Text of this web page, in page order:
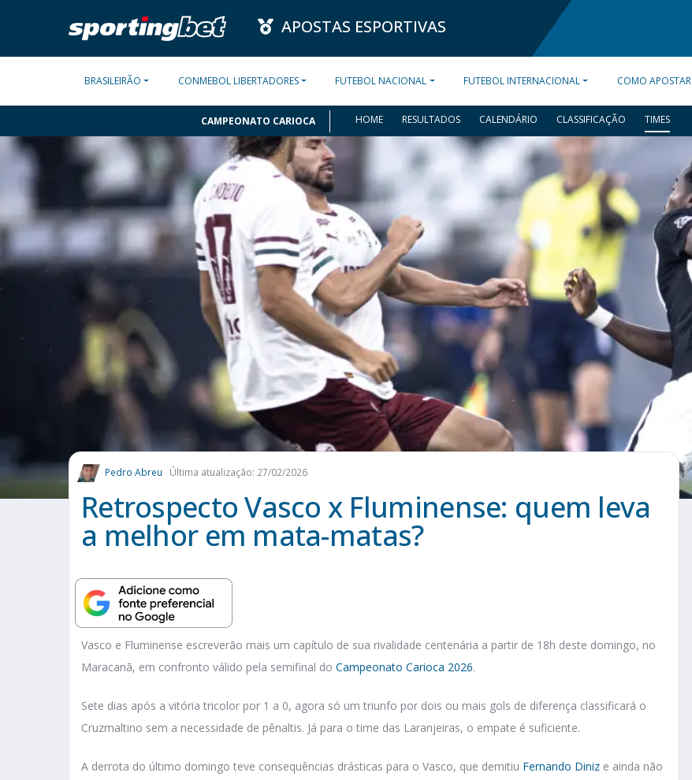
APOSTAS ESPORTIVAS
BRASILEIRÃO CONMEBOL LIBERTADORES FUTEBOL NACIONAL FUTEBOL INTERNACIONAL COMO APOSTAR
CAMPEONATO CARIOCA HOME RESULTADOS CALENDÁRIO CLASSIFICAÇÃO TIMES
Pedro Abreu Última atualização: 27/02/2026
Retrospecto Vasco x Fluminense: quem leva
a melhor em mata-matas?
Vasco e Fluminense escreverão mais um capítulo de sua rivalidade centenária a partir de 18h deste domingo, no
Maracanã, em confronto válido pela semifinal do Campeonato Carioca 2026.
Sete dias após a vitória tricolor por 1 a 0, agora só um triunfo por dois ou mais gols de diferença classificará o
Cruzmaltino sem a necessidade de pênaltis. Já para o time das Laranjeiras, o empate é suficiente.
A derrota do último domingo teve consequências drásticas para o Vasco, que demitiu Fernando Diniz e ainda não